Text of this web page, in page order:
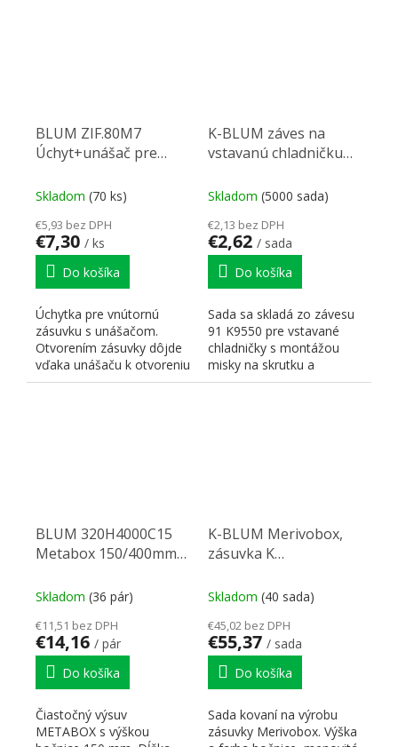
BLUM ZIF.80M7
Úchyt+unášač pre
biely
Skladom (70 ks)
€5,93 bez DPH
€7,30 / ks
Do košíka
Úchytka pre vnútornú
zásuvku s unášačom.
Otvorením zásuvky dôjde
vďaka unášaču k otvoreniu
aj vnútornému výsuvu.
K-BLUM záves na
vstavanú chladničku
Expando
Skladom (5000 sada)
€2,13 bez DPH
€2,62 / sada
Do košíka
Sada sa skladá zo závesu
91 K9550 pre vstavané
chladničky s montážou
misky na skrutku a
špeciálne montážne
BLUM 320H4000C15
Metabox 150/400mm
Skladom (36 pár)
€11,51 bez DPH
€14,16 / pár
Do košíka
Čiastočný výsuv
METABOX s výškou
K-BLUM Merivobox,
zásuvka K
tmavosivá OG, skrutka
Skladom (40 sada)
€45,02 bez DPH
€55,37 / sada
Do košíka
Sada kovaní na výrobu
zásuvky Merivobox. Výška